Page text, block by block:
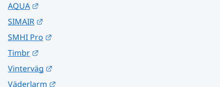
AQUA
SIMAIR
SMHI Pro
Timbr
Vinterväg
Väderlarm